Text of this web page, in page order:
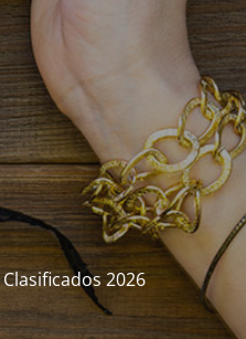
2026